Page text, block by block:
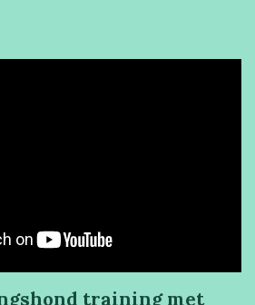
training met